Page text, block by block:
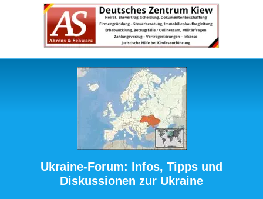
Ukraine-Forum: Infos, Tipps und
Diskussionen zur Ukraine